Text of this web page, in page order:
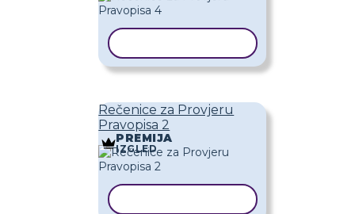
Rečenice za Provjeru
Pravopisa 2
PREMIJA
IZGLED